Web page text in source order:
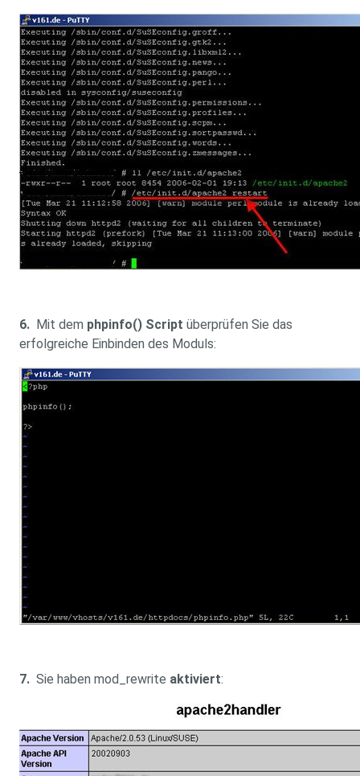
6. Mit dem phpinfo() Script überprüfen Sie das
erfolgreiche Einbinden des Moduls:
7. Sie haben mod_rewrite aktiviert: